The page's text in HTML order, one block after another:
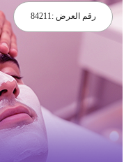
رقم العرض :84211